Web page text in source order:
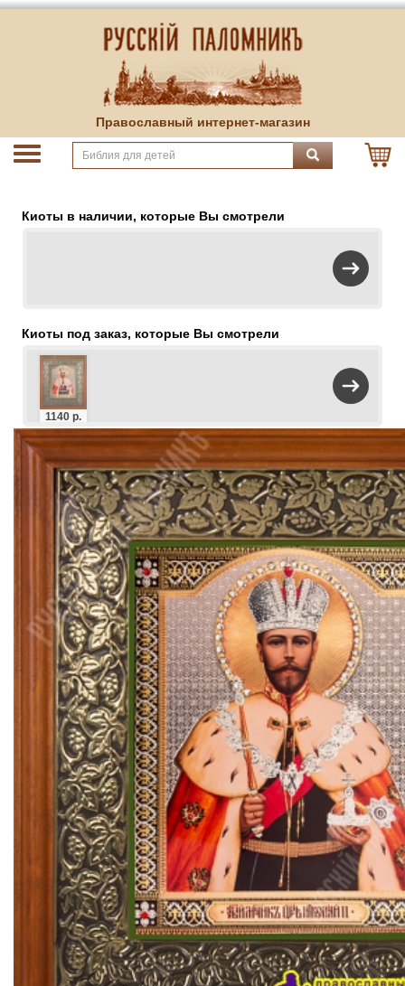
Православный интернет-магазин
Киоты в наличии, которые Вы смотрели
Киоты под заказ, которые Вы смотрели
1140 р.